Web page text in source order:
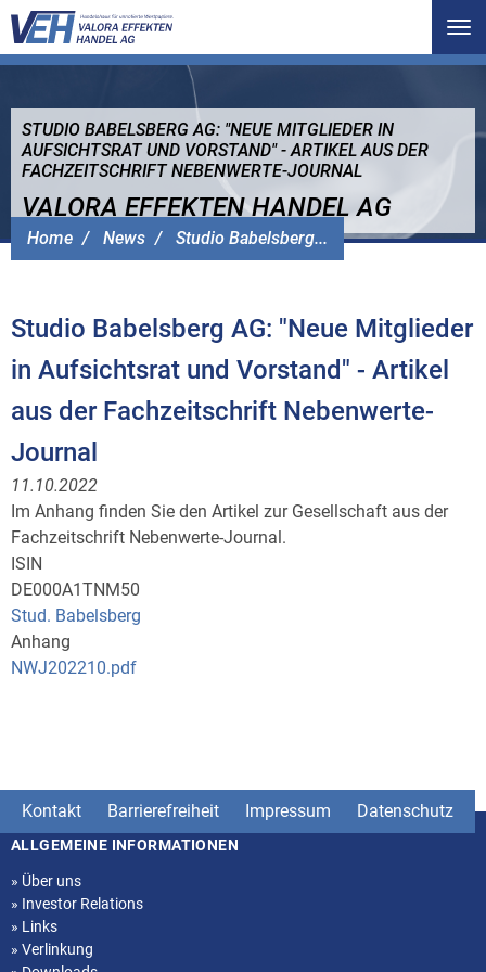
Home News Studio Babelsberg...
STUDIO BABELSBERG AG: "NEUE MITGLIEDER IN
AUFSICHTSRAT UND VORSTAND" - ARTIKEL AUS DER
FACHZEITSCHRIFT NEBENWERTE-JOURNAL
VALORA EFFEKTEN HANDEL AG
Studio Babelsberg AG: "Neue Mitglieder
in Aufsichtsrat und Vorstand" - Artikel
aus der Fachzeitschrift Nebenwerte-
Journal
11.10.2022
Im Anhang finden Sie den Artikel zur Gesellschaft aus der
Fachzeitschrift Nebenwerte-Journal.
ISIN
DE000A1TNM50
Stud. Babelsberg
Anhang
NWJ202210.pdf
Kontakt Barrierefreiheit Impressum Datenschutz
Seitenstruktur
ALLGEMEINE INFORMATIONEN
» Über uns
» Investor Relations
» Links
» Verlinkung